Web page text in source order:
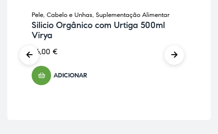
ON BACKORDER
Pele, Cabelo e Unhas, Suplementação Alimentar
Silicio Orgânico com Urtiga 500ml
Virya
26,00 €
ADICIONAR